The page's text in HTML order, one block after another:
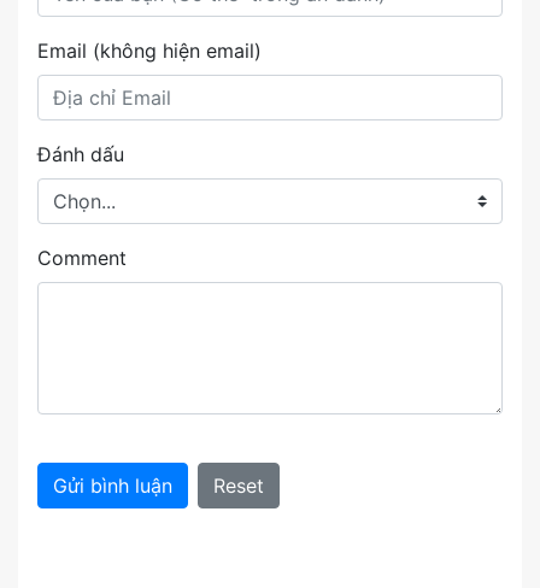
Email (không hiện email)
Đánh dấu
Comment
Gửi bình luận Reset